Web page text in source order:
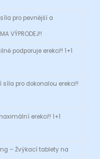
pro pevnější a
VÝPRODEJ!!
podporuje erekci!! 1+1
pro dokonalou erekci!!
erekci!! 1+1
– Žvýkací tablety na